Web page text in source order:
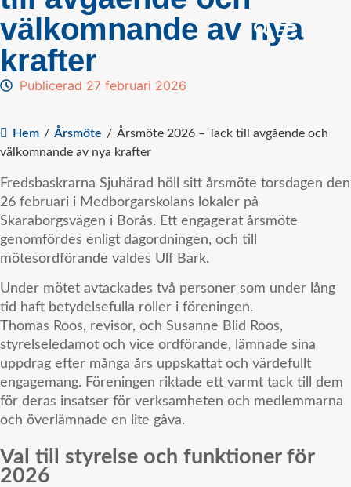
välkomnande av nya
krafter
Publicerad 27 februari 2026
Hem / Årsmöte / Årsmöte 2026 – Tack till avgående och
välkomnande av nya krafter
Fredsbaskrarna Sjuhärad höll sitt årsmöte torsdagen den
26 februari i Medborgarskolans lokaler på
Skaraborgsvägen i Borås. Ett engagerat årsmöte
genomfördes enligt dagordningen, och till
mötesordförande valdes Ulf Bark.
Under mötet avtackades två personer som under lång
tid haft betydelsefulla roller i föreningen.
Thomas Roos, revisor, och Susanne Blid Roos,
styrelseledamot och vice ordförande, lämnade sina
uppdrag efter många års uppskattat och värdefullt
engagemang. Föreningen riktade ett varmt tack till dem
för deras insatser för verksamheten och medlemmarna
och överlämnade en lite gåva.
Val till styrelse och funktioner för
2026